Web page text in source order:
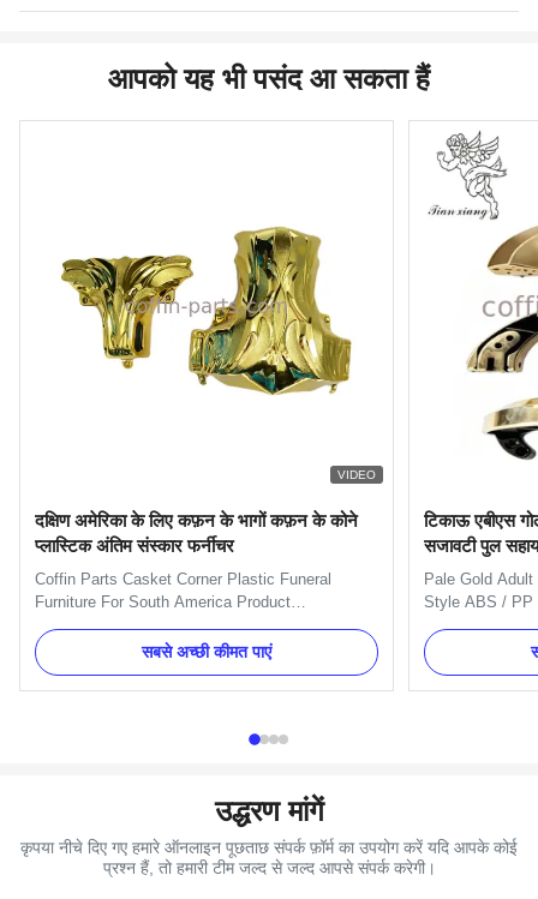
आपको यह भी पसंद आ सकता हैं
VIDEO
दक्षिण अमेरिका के लिए कफ़न के भागों कफ़न के कोने
प्लास्टिक अंतिम संस्कार फर्नीचर
Coffin Parts Casket Corner Plastic Funeral
Furniture For South America Product
Number Corner 1# Type Adult Place of Origin
Zhejiang, China Payment Mode T/T, Western
Union Main Market South America Material
सबसे अच्छी कीमत पाएं
टिकाऊ एबीएस
सजावटी पुल
Pale Gold
Style ABS / PP
Specification
material is PP
Material Plastic
उद्धरण मांगें
कृपया नीचे दिए गए हमारे ऑनलाइन पूछताछ संपर्क फ़ॉर्म का उपयोग करें यदि आपके कोई
प्रश्न हैं, तो हमारी टीम जल्द से जल्द आपसे संपर्क करेगी।